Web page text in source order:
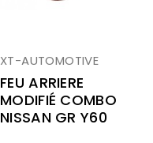
XT-AUTOMOTIVE
FEU ARRIERE
MODIFIÉ COMBO
NISSAN GR Y60